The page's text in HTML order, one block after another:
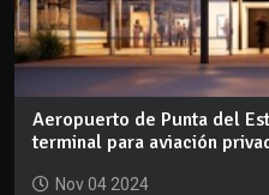
Aeropuerto de Punta del
terminal para aviación
Nov 04 2024